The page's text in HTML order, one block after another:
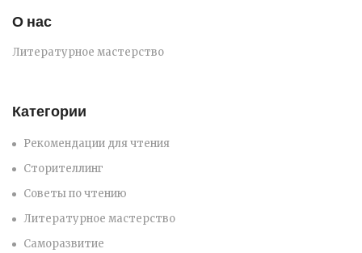
О нас
Литературное мастерство
Категории
Рекомендации для чтения
Сторителлинг
Советы по чтению
Литературное мастерство
Саморазвитие